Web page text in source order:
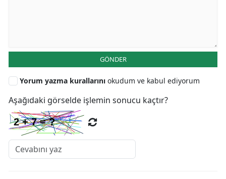
GÖNDER
Yorum yazma kurallarını okudum ve kabul ediyorum
Aşağıdaki görselde işlemin sonucu kaçtır?